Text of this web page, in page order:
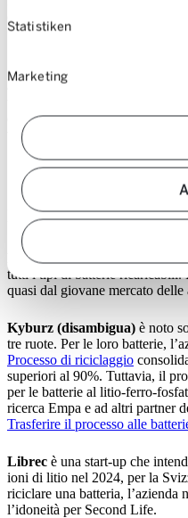
Statistiken
Marketing
batterie per auto elettriche.
Sono nate anche molte start-up.
ancora in uno stadio iniziale.
di batterie. In misura molto
veicoli incidentati o nell’ambito
Queste sono le
riciclano le
Batrec
tutti i tipi di batterie ricaricabili.
quasi dal giovane mercato delle
Kyburz (disambigua) è noto
tre ruote. Per le loro batterie,
Processo di riciclaggio
superiori al 90%. Tuttavia, il
per le batterie al litio-ferro-
ricerca Empa e ad altri partner
Trasferire il processo alle
Librec è una start-up che
ioni di litio nel 2024, per la
riciclare una batteria, l’azienda
l’idoneità per Second Life.